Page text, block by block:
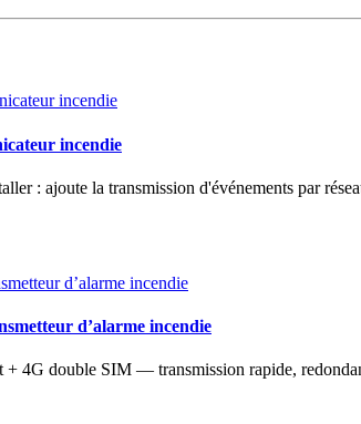
incendie
: ajoute la transmission d'événements par
d’alarme incendie
+ 4G double SIM — transmission rapide,